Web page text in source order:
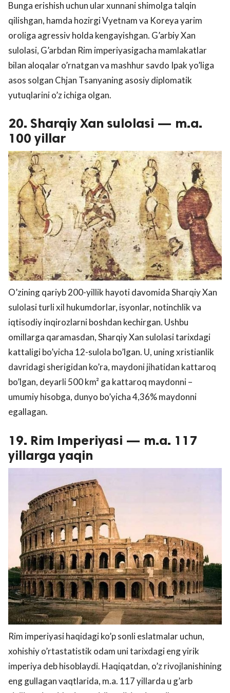
Bunga erishish uchun ular xunnani shimolga talqin
qilishgan, hamda hozirgi Vyetnam va Koreya yarim
oroliga agressiv holda kengayishgan. G’arbiy Xan
sulolasi, G’arbdan Rim imperiyasigacha mamlakatlar
bilan aloqalar o’rnatgan va mashhur savdo Ipak yo’liga
asos solgan Chjan Tsanyaning asosiy diplomatik
yutuqlarini o’z ichiga olgan.
20. Sharqiy Xan sulolasi — m.a.
100 yillar
O’zining qariyb 200-yillik hayoti davomida Sharqiy Xan
sulolasi turli xil hukumdorlar, isyonlar, notinchlik va
iqtisodiy inqirozlarni boshdan kechirgan. Ushbu
omillarga qaramasdan, Sharqiy Xan sulolasi tarixdagi
kattaligi bo’yicha 12-sulola bo’lgan. U, uning xristianlik
davridagi sherigidan ko’ra, maydoni jihatidan kattaroq
bo’lgan, deyarli 500 km² ga kattaroq maydonni –
umumiy hisobga, dunyo bo’yicha 4,36% maydonni
egallagan.
19. Rim Imperiyasi — m.a. 117
yillarga yaqin
Rim imperiyasi haqidagi ko’p sonli eslatmalar uchun,
xohishiy o’rtastatistik odam uni tarixdagi eng yirik
imperiya deb hisoblaydi. Haqiqatdan, o’z rivojlanishining
eng gullagan vaqtlarida, m.a. 117 yillarda u g’arb